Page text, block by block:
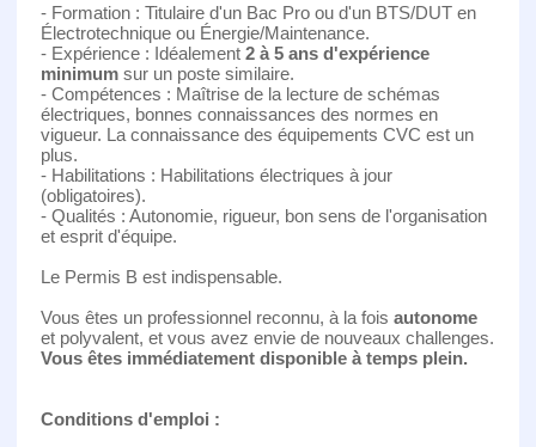
- Formation : Titulaire d'un Bac Pro ou d'un BTS/DUT en
Électrotechnique ou Énergie/Maintenance.
- Expérience : Idéalement 2 à 5 ans d'expérience
minimumsur un poste similaire.
- Compétences : Maîtrise de la lecture de schémas
électriques, bonnes connaissances des normes en
vigueur. La connaissance des équipements CVC est un
plus.
- Habilitations : Habilitations électriques à jour
(obligatoires).
- Qualités : Autonomie, rigueur, bon sens de l'organisation
et esprit d'équipe.
Le Permis B est indispensable.
Vous êtes un professionnel reconnu, à la fois autonome
et polyvalent, et vous avez envie de nouveaux challenges.
Vous êtes immédiatement disponible à temps plein.
Conditions d'emploi :